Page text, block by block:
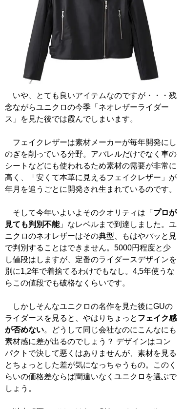
いや、とても良いアイテムなのですが・・・残
念ながらユニクロの今季「ネオレザーライダー
ス」を見た後では霞んでしまいます。
フェイクレザーは素材メーカーが毎年開発にし
のぎを削っている分野。アパレルだけでなく車の
シートなどにも使われるため素材の需要が非常に
高く、「安くて本革に見えるフェイクレザー」が
年月を追うごとに開発され生まれているのです。
そして今年いよいよそのクオリティは「 プロが
見ても判別不能」なレベルまで到達しました。ユ
ニクロのネオレザーはその典型、もはやパッと見
で判別することはできません。5000円程度と少
し値段はしますが、定番のライダースデザインを
別に1,2年で着捨てるわけでもなし。4,5年使うな
らこの値段でも破格なくらいです。
しかしそんなユニクロの名作を見た後にGUの
ライダースを見ると、やはりちょっと フェイク感
が否めない。どうして同じ会社なのにこんなにも
素材感に差が出るのでしょう？ デザインはコン
パクトで決して悪くはありませんが、素材を見る
とちょっとした差が気になっちゃうもの。このく
らいの価格差ならば間違いなくユニクロを選ぶで
しょう。